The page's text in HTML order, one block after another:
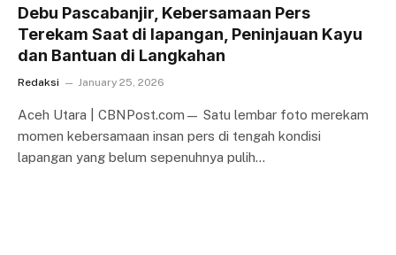
Debu Pascabanjir, Kebersamaan Pers
Terekam Saat di lapangan, Peninjauan Kayu
dan Bantuan di Langkahan
Redaksi January 25, 2026
Aceh Utara | CBNPost.com— Satu lembar foto merekam
momen kebersamaan insan pers di tengah kondisi
lapangan yang belum sepenuhnya pulih…